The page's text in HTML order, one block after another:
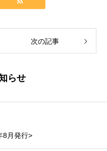
次の記事
らせ
8月発行>